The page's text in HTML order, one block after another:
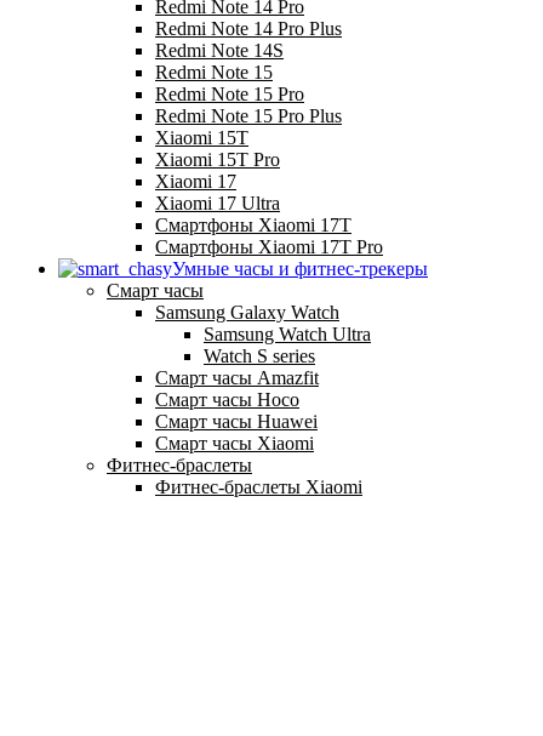
Redmi Note 14 Pro
Redmi Note 14 Pro Plus
Redmi Note 14S
Redmi Note 15
Redmi Note 15 Pro
Redmi Note 15 Pro Plus
Xiaomi 15T
Xiaomi 15T Pro
Xiaomi 17
Xiaomi 17 Ultra
Смартфоны Xiaomi 17Т
Смартфоны Xiaomi 17Т Pro
Умные часы и фитнес-трекеры
Смарт часы
Samsung Galaxy Watch
Samsung Watch Ultra
Watch S series
Смарт часы Amazfit
Смарт часы Hoco
Смарт часы Huawei
Смарт часы Xiaomi
Фитнес-браслеты
Фитнес-браслеты Xiaomi